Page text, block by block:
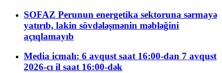
SOFAZ Perunun energetika sektoruna sərmayə
yatırıb, lakin sövdələşmənin məbləğini
açıqlamayıb
Media icmalı: 6 avqust saat 16:00-dan 7 avqust
2026-cı il saat 16:00-dək